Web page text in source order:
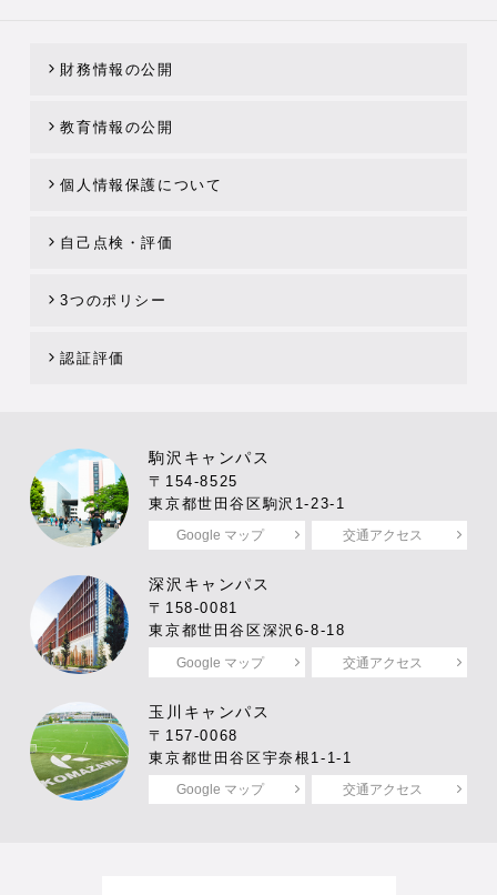
財務情報の公開
教育情報の公開
個人情報保護について
自己点検・評価
3つのポリシー
認証評価
駒沢キャンパス
〒154-8525
東京都世田谷区駒沢1-23-1
Google マップ 交通アクセス
深沢キャンパス
〒158-0081
東京都世田谷区深沢6-8-18
Google マップ 交通アクセス
玉川キャンパス
〒157-0068
東京都世田谷区宇奈根1-1-1
Google マップ 交通アクセス